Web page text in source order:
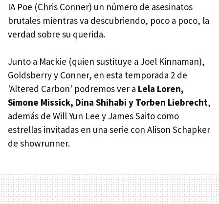
IA Poe (Chris Conner) un número de asesinatos
brutales mientras va descubriendo, poco a poco, la
verdad sobre su querida.
Junto a Mackie (quien sustituye a Joel Kinnaman),
Goldsberry y Conner, en esta temporada 2 de
'Altered Carbon' podremos ver a Lela Loren,
Simone Missick, Dina Shihabi y Torben Liebrecht,
además de Will Yun Lee y James Saito como
estrellas invitadas en una serie con Alison Schapker
de showrunner.